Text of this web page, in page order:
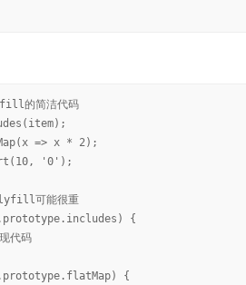
的简洁代码
=> x * 2);
'0');
可能很重
{
代码
{